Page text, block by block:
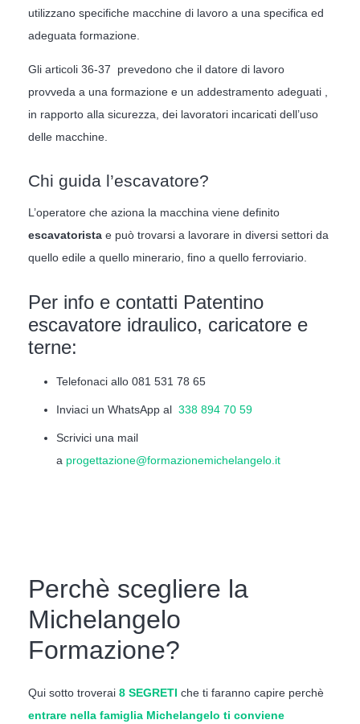
utilizzano specifiche macchine di lavoro a una specifica ed
adeguata formazione.
Gli articoli 36-37 prevedono che il datore di lavoro
provveda a una formazione e un addestramento adeguati ,
in rapporto alla sicurezza, dei lavoratori incaricati dell’uso
delle macchine.
Chi guida l’escavatore?
L’operatore che aziona la macchina viene definito
escavatorista e può trovarsi a lavorare in diversi settori da
quello edile a quello minerario, fino a quello ferroviario.
Per info e contatti Patentino
escavatore idraulico, caricatore e
terne:
Telefonaci allo 081 531 78 65
Inviaci un WhatsApp al 338 894 70 59
Scrivici una mail
a progettazione@formazionemichelangelo.it
Perchè scegliere la
Michelangelo
Formazione?
Qui sotto troverai 8 SEGRETI che ti faranno capire perchè
entrare nella famiglia Michelangelo ti conviene